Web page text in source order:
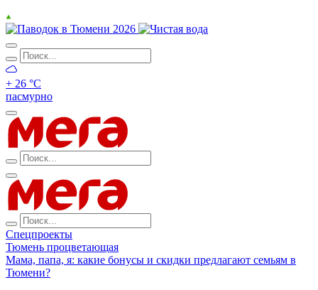
+ 26 °С
пасмурно
Спецпроекты
Тюмень процветающая
Мама, папа, я: какие бонусы и скидки предлагают семьям в
Тюмени?